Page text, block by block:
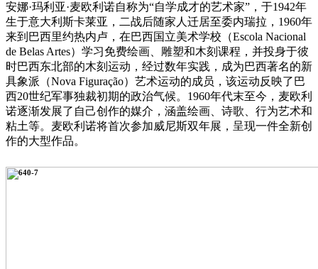
安娜·玛利亚·麦欧利诺自称为“自学成才的艺术家”，于1942年
生于意大利斯卡莱亚，二战后随家人迁居至委内瑞拉，1960年
来到巴西里约热内卢，在巴西国立美术学校（Escola Nacional
de Belas Artes）学习免费绘画、雕塑和木刻课程，并投身于彼
时巴西东北部的木刻运动，经过数年实践，成为巴西著名的新
具象派（Nova Figuração）艺术运动的成员，该运动反映了巴
西20世纪军事独裁初期的政治气候。1960年代末至今，麦欧利
诺逐渐发展了自己创作的媒介，涵盖绘画、诗歌、行为艺术和
粘土等。麦欧利诺将首次参加威尼斯双年展，呈现一件全新创
作的大型作品。